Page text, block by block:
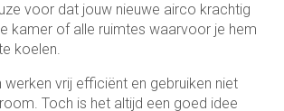
voor dat jouw nieuwe airco krachtig
kamer of alle ruimtes waarvoor je hem
koelen.
werken vrij efficiënt en gebruiken niet
Toch is het altijd een goed idee